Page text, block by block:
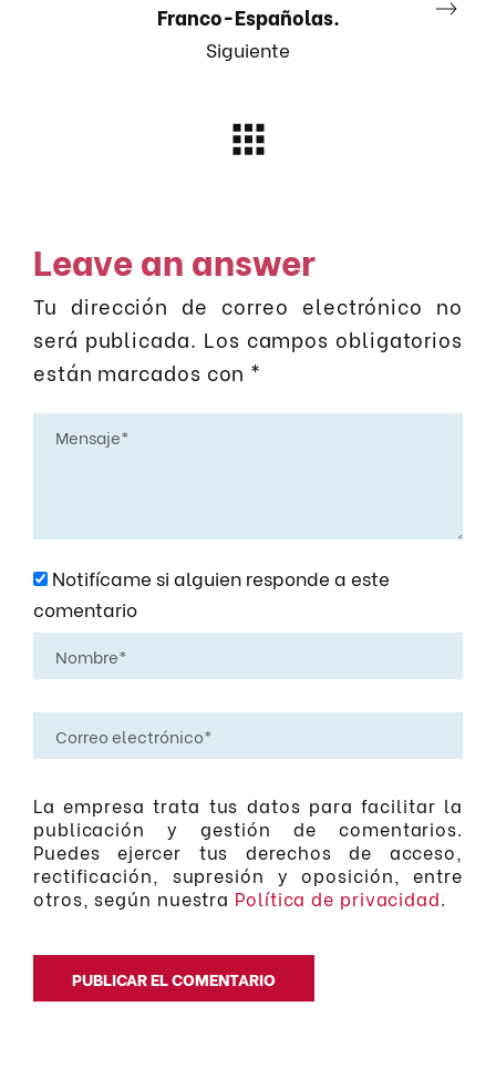
Franco-Españolas.
Siguiente
Leave an answer
Tu dirección de correo electrónico no
será publicada. Los campos obligatorios
están marcados con *
Notifícame si alguien responde a este
comentario
La empresa trata tus datos para facilitar la
publicación y gestión de comentarios.
Puedes ejercer tus derechos de acceso,
rectificación, supresión y oposición, entre
otros, según nuestra Política de privacidad.